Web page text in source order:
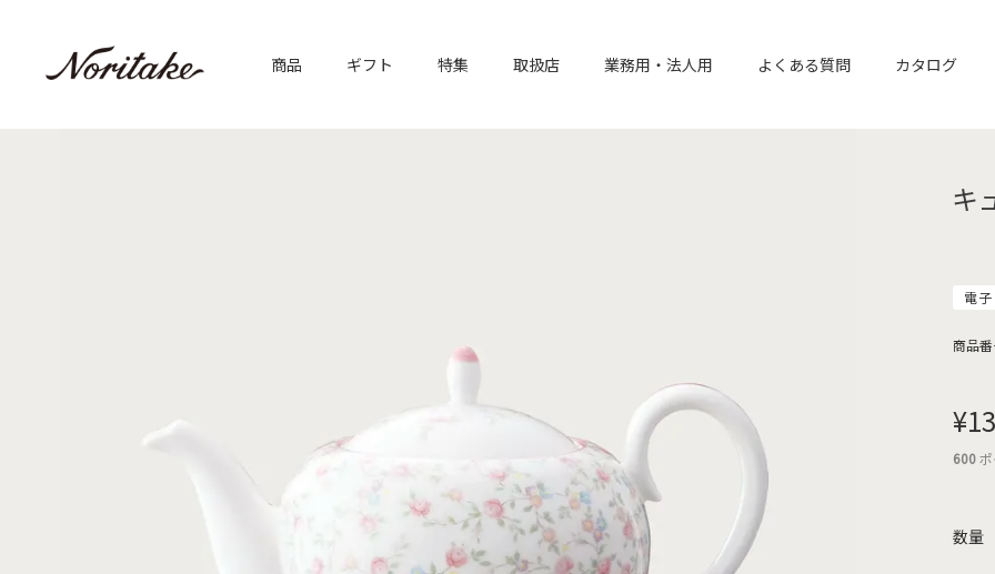
商品 ギフト 特集 取扱店 業務用・法人用 よくある質問 カタログ
キ
電
商品
¥
600